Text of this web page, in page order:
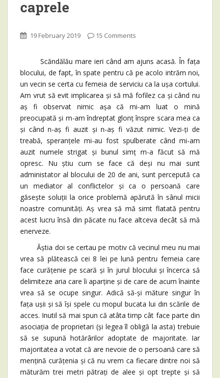
caprele
19 February 2019 15 Comments
Scăndălău mare ieri când am ajuns acasă. În fața
blocului, de fapt, în spate pentru că pe acolo intrăm noi,
un vecin se certa cu femeia de serviciu ca la ușa cortului.
Am vrut să evit implicarea și să mă fofilez ca și când nu
aș fi observat nimic așa că mi-am luat o mină
preocupată și m-am îndreptat glonț înspre scara mea ca
și când n-aș fi auzit și n-aș fi văzut nimic. Vezi-ți de
treabă, speranțele mi-au fost spulberate când mi-am
auzit numele strigat și bunul simț m-a făcut să mă
opresc. Nu știu cum se face că deși nu mai sunt
administator al blocului de 20 de ani, sunt percepută ca
un mediator al conflictelor și ca o persoană care
găsește soluții la orice problemă apărută în sânul micii
noastre comunități. Aș vrea să mă simt flatată pentru
acest lucru însă din păcate nu face altceva decât să mă
enerveze.
Ăștia doi se certau pe motiv că vecinul meu nu mai
vrea să plătească cei 8 lei pe lună pentru femeia care
face curățenie pe scară și în jurul blocului și încerca să
delimiteze aria care îi aparține și de care de acum înainte
vrea să se ocupe singur. Adică să-și măture singur în
fața ușii și să își spele cu mopul bucata lui din scările de
acces. Inutil să mai spun că atâta timp cât face parte din
asociația de proprietari (și legea îl obligă la asta) trebuie
să se supună hotărârilor adoptate de majoritate. Iar
majoritatea a votat că are nevoie de o persoană care să
mențină curățenia și că nu vrem ca fiecare dintre noi să
măturăm trei metri pătrați de alee și opt trepte și să